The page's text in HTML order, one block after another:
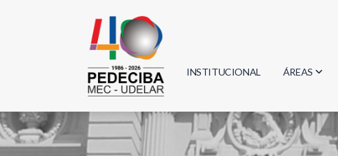
INSTITUCIONAL ÁREAS
Biología
Física